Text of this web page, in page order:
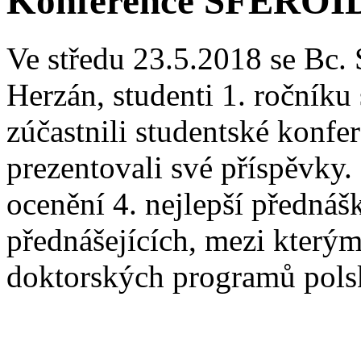
Ve středu 23.5.2018 se
Herzán, studenti 1.
zúčastnili studentské
prezentovali své
ocenění 4. nejlepší
přednášejících, mezi
doktorských programů